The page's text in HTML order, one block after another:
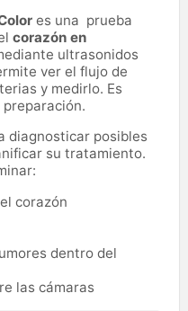
es una prueba
corazón en
ultrasonidos
ver el flujo de
y medirlo. Es
diagnosticar posibles
su tratamiento.
corazón
dentro del
las cámaras